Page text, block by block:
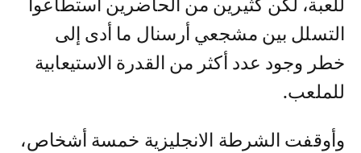
للعبة، لكن كثيرين من الحاضرين استطاعوا
التسلل بين مشجعي أرسنال ما أدى إلى
خطر وجود عدد أكثر من القدرة الاستيعابية
للملعب.
وأوقفت الشرطة الانجليزية خمسة أشخاص،